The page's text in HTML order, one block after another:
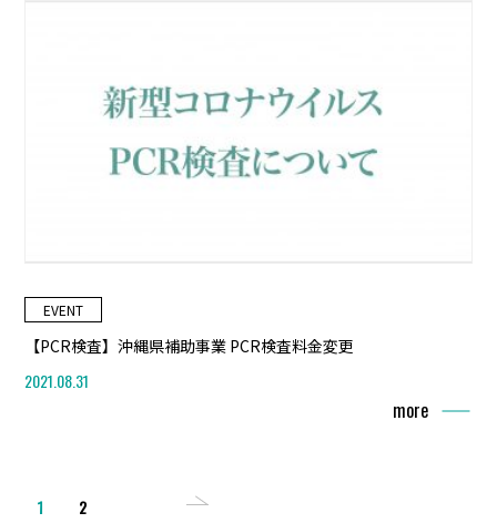
EVENT
【PCR検査】沖縄県補助事業 PCR検査料金変更
2021.08.31
more
1 2 >